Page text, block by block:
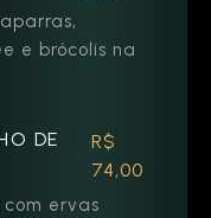
e brócolis na
DE
R$
74,00
ervas